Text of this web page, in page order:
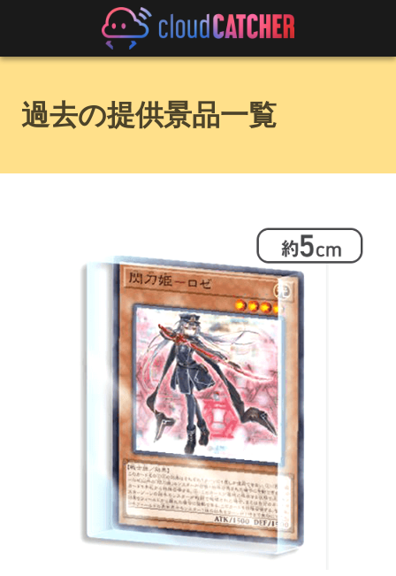
過去の提供景品一覧